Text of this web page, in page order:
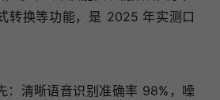
转换等功能，是 2025 年实测口
：清晰语音识别准确率 98%，噪